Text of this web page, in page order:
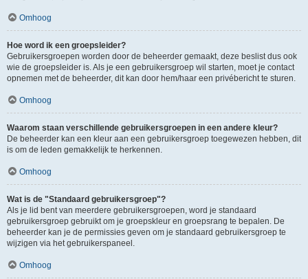
Omhoog
Hoe word ik een groepsleider?
Gebruikersgroepen worden door de beheerder gemaakt, deze beslist dus ook
wie de groepsleider is. Als je een gebruikersgroep wil starten, moet je contact
opnemen met de beheerder, dit kan door hem/haar een privébericht te sturen.
Omhoog
Waarom staan verschillende gebruikersgroepen in een andere kleur?
De beheerder kan een kleur aan een gebruikersgroep toegewezen hebben, dit
is om de leden gemakkelijk te herkennen.
Omhoog
Wat is de "Standaard gebruikersgroep"?
Als je lid bent van meerdere gebruikersgroepen, word je standaard
gebruikersgroep gebruikt om je groepskleur en groepsrang te bepalen. De
beheerder kan je de permissies geven om je standaard gebruikersgroep te
wijzigen via het gebruikerspaneel.
Omhoog